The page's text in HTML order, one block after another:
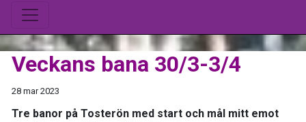
Veckans bana 30/3-3/4
28 mar 2023
Tre banor på Tosterön med start och mål mitt emot